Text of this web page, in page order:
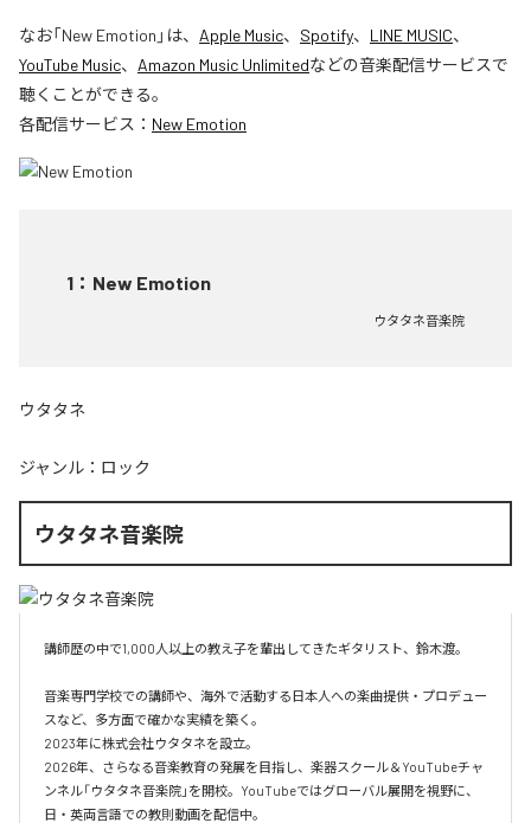
なお「New Emotion 」は、 Apple Music、 Spotify、 LINE MUSIC、
YouTube Music、 Amazon Music Unlimitedなどの音楽配信サービスで
聴くことができる。
各配信サービス： New Emotion
1 ： New Emotion
ウタタネ音楽院
ウタタネ
ジャンル： ロック
ウタタネ音楽院
講師歴の中で1,000人以上の教え子を輩出してきたギタリスト、鈴木渡。
音楽専門学校での講師や、海外で活動する日本人への楽曲提供・プロデュー
スなど、多方面で確かな実績を築く。
2023年に株式会社ウタタネを設立。
2026年、さらなる音楽教育の発展を目指し、楽器スクール＆YouTubeチャ
ンネル「ウタタネ音楽院」を開校。YouTubeではグローバル展開を視野に、
日・英両言語での教則動画を配信中。